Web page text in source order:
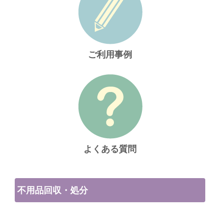
ご利用事例
よくある質問
不用品回収・処分